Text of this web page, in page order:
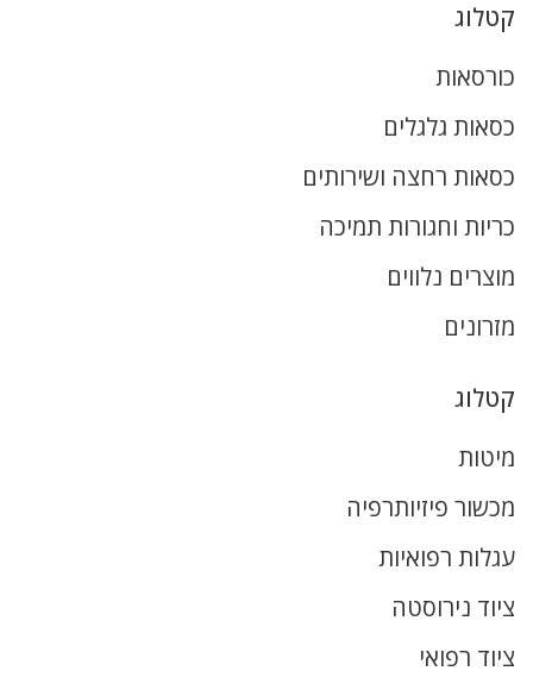
קטלוג
כורסאות
כסאות גלגלים
כסאות רחצה ושירותים
כריות וחגורות תמיכה
מוצרים נלווים
מזרונים
קטלוג
מיטות
מכשור פיזיותרפיה
עגלות רפואיות
ציוד נירוסטה
ציוד רפואי